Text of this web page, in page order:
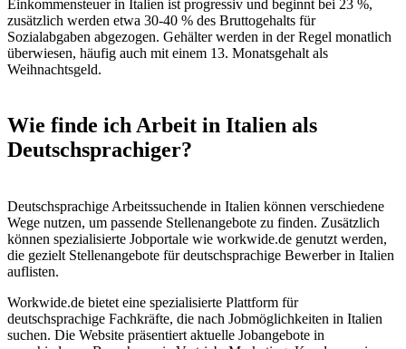
Einkommensteuer in Italien ist progressiv und beginnt bei 23 %,
zusätzlich werden etwa 30-40 % des Bruttogehalts für
Sozialabgaben abgezogen. Gehälter werden in der Regel monatlich
überwiesen, häufig auch mit einem 13. Monatsgehalt als
Weihnachtsgeld.
Wie finde ich Arbeit in Italien als
Deutschsprachiger?
Deutschsprachige Arbeitssuchende in Italien können verschiedene
Wege nutzen, um passende Stellenangebote zu finden. Zusätzlich
können spezialisierte Jobportale wie workwide.de genutzt werden,
die gezielt Stellenangebote für deutschsprachige Bewerber in Italien
auflisten.
Workwide.de bietet eine spezialisierte Plattform für
deutschsprachige Fachkräfte, die nach Jobmöglichkeiten in Italien
suchen. Die Website präsentiert aktuelle Jobangebote in